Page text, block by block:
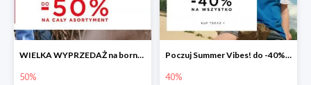
WIELKA WYPRZEDAŻ na born2be.pl ?
50%
Poczuj Summer Vibes! do -40% na wszystko!
40%